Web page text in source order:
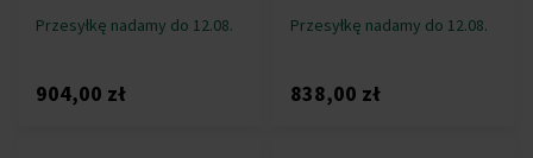
Przesyłkę nadamy do 12.08.
904,00 zł
Przesyłkę nadamy do 12.08.
838,00 zł